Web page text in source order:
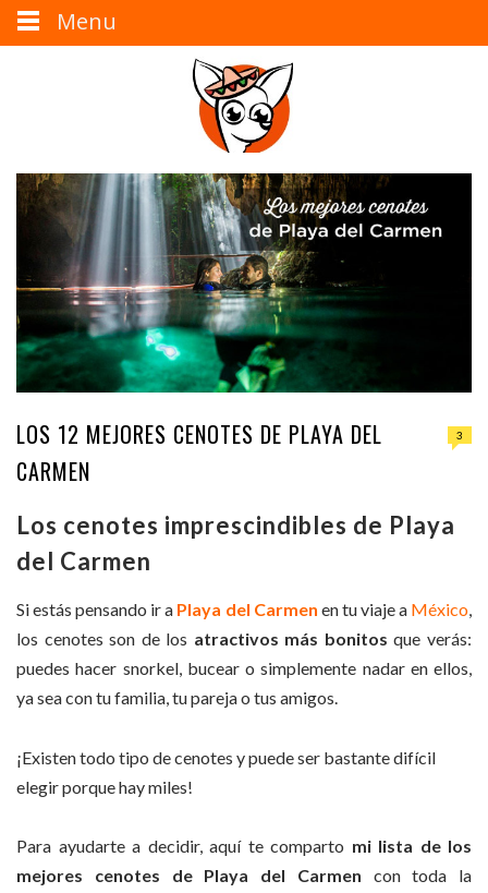
LOS 12 MEJORES CENOTES DE PLAYA DEL
CARMEN
3
Los cenotes imprescindibles de Playa
del Carmen
Si estás pensando ir a Playa del Carmen en tu viaje a México,
los cenotes son de los atractivos más bonitos que verás:
puedes hacer snorkel, bucear o simplemente nadar en ellos,
ya sea con tu familia, tu pareja o tus amigos.
¡Existen todo tipo de cenotes y puede ser bastante difícil
elegir porque hay miles!
Para ayudarte a decidir, aquí te comparto mi lista de los
mejores cenotes de Playa del Carmen con toda la
Menu